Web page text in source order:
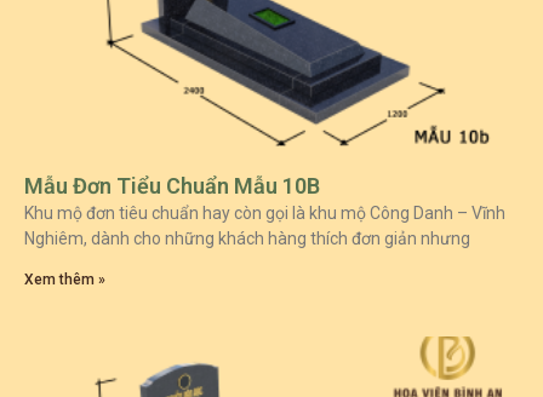
Mẫu Đơn Tiểu Chuẩn Mẫu 10B
Khu mộ đơn tiêu chuẩn hay còn gọi là khu mộ Công Danh – Vĩnh
Nghiêm, dành cho những khách hàng thích đơn giản nhưng
Xem thêm »